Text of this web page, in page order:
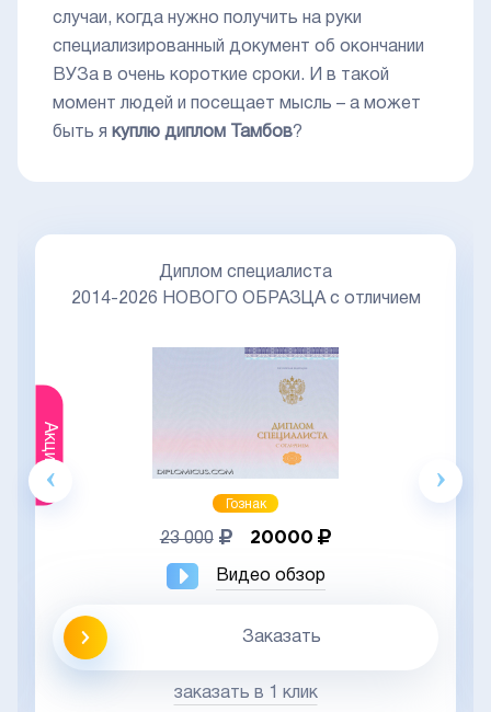
случаи, когда нужно получить на руки
специализированный документ об окончании
ВУЗа в очень короткие сроки. И в такой
момент людей и посещает мысль – а может
быть я куплю диплом Тамбов?
Акция
Диплом специалиста
2014-2026 НОВОГО ОБРАЗЦА с отличием
Гознак
23 000 20000
Видео обзор
Заказать
заказать в 1 клик